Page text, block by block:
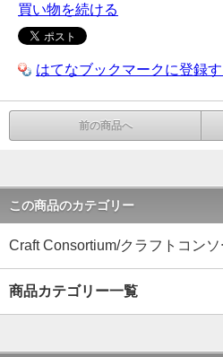
買い物を続ける
はてなブックマークに登録
前の商品へ
この商品のカテゴリー
Craft Consortium/クラフトコンソ
商品カテゴリー一覧